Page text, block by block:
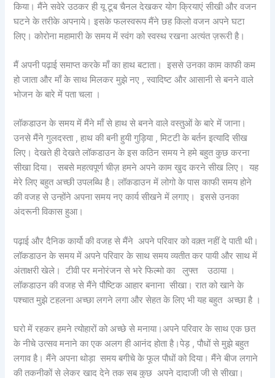
किया। मैंने सवेरे उठकर ही यू टूब चैनल देखकर योग क्रियाएं सीखी और वजन
घटने के तरीके अपनाये। इसके फलस्वरूप मैंने छह किलो वजन अपने घटा
लिए। कोरोना महामारी के समय में स्वंग को स्वस्थ रखना अत्यंत ज़रूरी है।
मैं अपनी पढ़ाई समाप्त करके माँ का हाथ बटाता। इससे उनका काम काफी कम
हो जाता और माँ के साथ मिलकर मुझे नए , स्वादिष्ट और आसानी से बनने वाले
भोजन के बारे में पता चला ।
लॉकडाउन के समय में मैंने माँ से हाथ से बनने वाले वस्तुओं के बारे में जाना।
उनसे मैंने गुलदस्ता , हाथ की बनी हुयी गुड़िया , मिटटी के बर्तन इत्यादि सीख
लिए। देखते ही देखते लॉकडाउन के इस कठिन समय ने हमे बहुत कुछ करना
सीखा दिया। सबसे महत्वपूर्ण चीज़ हमने अपने काम खुद करने सीख लिए। यह
मेरे लिए बहुत अच्छी उपलब्धि है। लॉकडाउन में लोगो के पास काफी समय होने
की वजह से उन्होंने अपना समय नए कार्य सीखने में लगाए। इससे उनका
अंदरूनी विकास हुआ।
पढ़ाई और दैनिक कार्यो की वजह से मैंने अपने परिवार को वक़्त नहीं दे पाती थी।
लॉकडाउन के समय में अपने परिवार के साथ समय व्यतीत कर पायी और साथ में
अंताक्षरी खेले। टीवी पर मनोरंजन से भरे फिल्मो का लुफ्त उठाया ।
लॉकडाउन की वजह से मैंने पौष्टिक आहार बनाना सीखा। रात को खाने के
पश्चात मुझे टहलना अच्छा लगने लगा और सेहत के लिए भी यह बहुत अच्छा है ।
घरो में रहकर हमने त्योहारों को अच्छे से मनाया।अपने परिवार के साथ एक छत
के नीचे उत्सव मनाने का एक अलग ही आनंद होता है।पेड़ , पौधों से मुझे बहुत
लगाव है। मैंने अपना थोड़ा समय बगीचे के फूल पौधों को दिया। मैंने बीज लगाने
की तकनीकों से लेकर खाद देने तक सब कुछ अपने दादाजी जी से सीखा।